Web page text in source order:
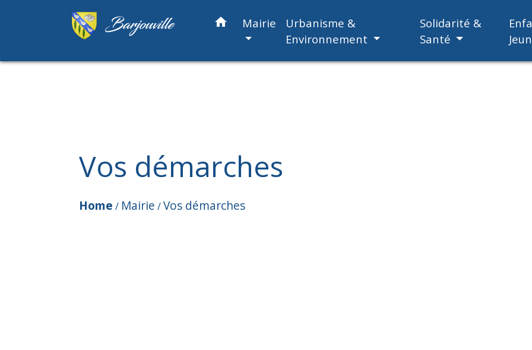
home Mairie
Urbanisme &
Environnement
Solidarité &
Santé
Vos démarches
Home / Mairie /Vos démarches